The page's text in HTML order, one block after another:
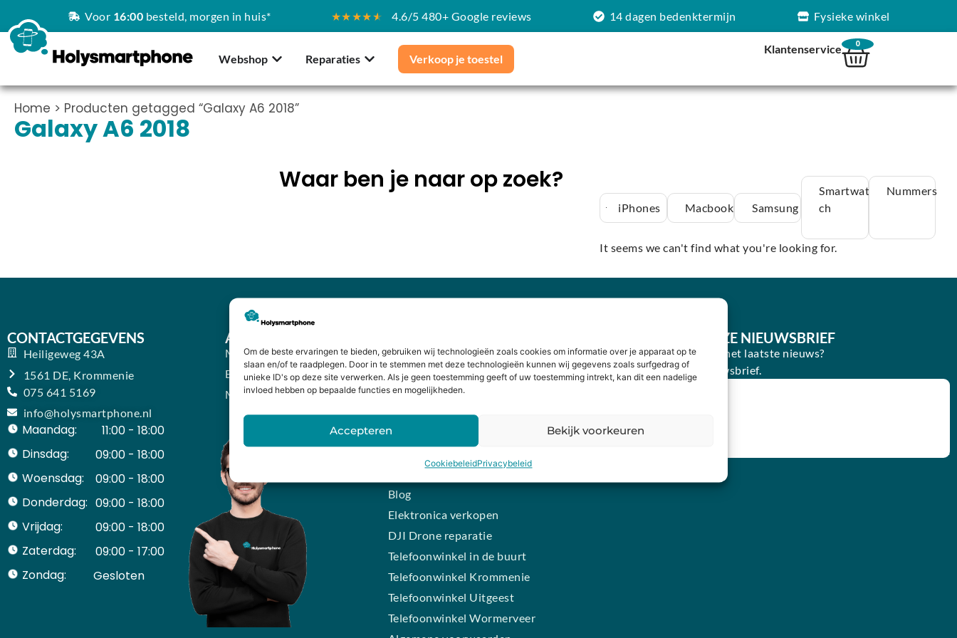
Om de beste ervaringen te bieden, gebruiken wij technologieën zoals cookies om informatie over je apparaat op te
slaan en/of te raadplegen. Door in te stemmen met deze technologieën kunnen wij gegevens zoals surfgedrag of
unieke ID's op deze site verwerken. Als je geen toestemming geeft of uw toestemming intrekt, kan dit een nadelige
invloed hebben op bepaalde functies en mogelijkheden.
Accepteren Bekijk voorkeuren
CookiebeleidPrivacybeleid
Voor 16:00 besteld, morgen in huis* ★★★★★ 4.6/5 480+ Google reviews 14 dagen bedenktermijn Fysieke winkel
Webshop Reparaties Verkoop je toestel
Klantenservice 0
Home > Producten getagged “Galaxy A6 2018”
Galaxy A6 2018
Waar ben je naar op zoek?
iPhones Macbook Samsung
Smartwat
ch
Nummers
It seems we can't find what you're looking for.
CONTACTGEGEVENS
Heiligeweg 43A
1561 DE, Krommenie
075 641 5169
info@holysmartphone.nl
Maandag:
11:00 - 18:00
Dinsdag:
09:00 - 18:00
Woensdag:
09:00 - 18:00
Donderdag: 09:00 - 18:00
Vrijdag:
09:00 - 18:00
Zaterdag:
09:00 - 17:00
Zondag:
Gesloten ​ ​ ​ ​ ​ ​ ​
ACCOUNT
Mijn Account
Bestellingen
Mijn winkelwagen
Levering en retourneren
Garantie
Contact
iPhone laten maken
Samsung smartphone laten
Blog
Elektronica verkopen
DJI Drone reparatie
Telefoonwinkel in de buurt
Telefoonwinkel Krommenie
Telefoonwinkel Uitgeest
Telefoonwinkel Wormerveer
SCHRIJF JE IN VOOR ONZE NIEUWSBRIEF
Wil je op de hoogte blijven van het laatste nieuws?
Schrijf je dan in voor onze nieuwsbrief.
INSCHRIJVEN